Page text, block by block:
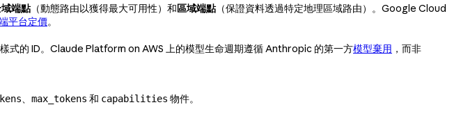
端點（動態路由以獲得最大可用性）和區域端點（保證資料透過特定地理區域路由）。Google Cloud
平台定價。
式的 ID。Claude Platform on AWS 上的模型生命週期遵循 Anthropic 的第一方模型棄用 ，而非
、 max_tokens 和 capabilities 物件。